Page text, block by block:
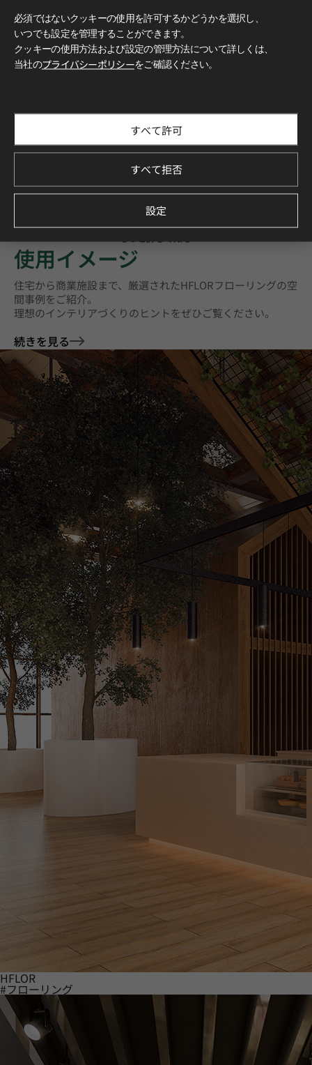
もっと詳しく知る
使用イメージ
住宅から商業施設まで、厳選されたHFLORフローリングの空
間事例をご紹介。
理想のインテリアづくりのヒントをぜひご覧ください。
続きを見る
HFLOR
#フローリング
必須ではないクッキーの使用を許可するかどうかを選択し、
いつでも設定を管理することができます。
クッキーの使用方法および設定の管理方法について詳しくは、
当社のプライバシーポリシーをご確認ください。
すべて許可
すべて拒否
設定